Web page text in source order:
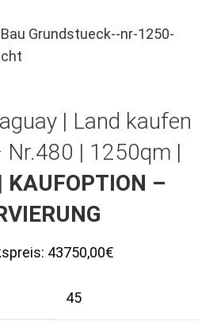
| Land kaufen
| 1250qm |
KAUFOPTION –
43750,00€
45